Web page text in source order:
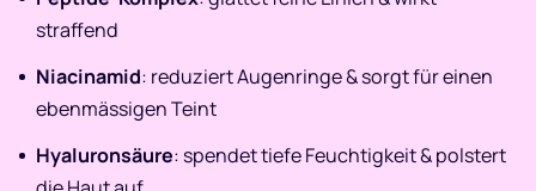
straffend
Niacinamid: reduziert Augenringe & sorgt für einen
ebenmässigen Teint
Hyaluronsäure: spendet tiefe Feuchtigkeit & polstert